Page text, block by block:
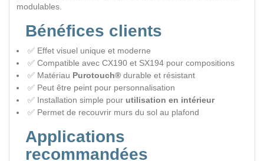
modulables.
Bénéfices clients
✅ Effet visuel unique et moderne
✅ Compatible avec CX190 et SX194 pour compositions
✅ Matériau Purotouch® durable et résistant
✅ Peut être peint pour personnalisation
✅ Installation simple pour utilisation en intérieur
✅ Permet de recouvrir murs du sol au plafond
Applications
recommandées